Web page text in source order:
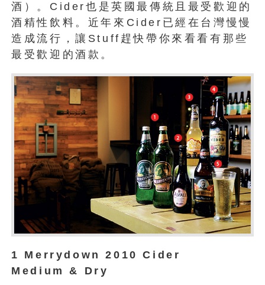
酒）。Cider也是英國最傳統且最受歡迎的
酒精性飲料。近年來Cider已經在台灣慢慢
造成流行，讓Stuff趕快帶你來看看有那些
最受歡迎的酒款。
1 Merrydown 2010 Cider
Medium & Dry